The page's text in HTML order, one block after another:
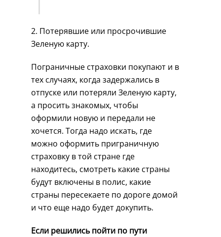
2. Потерявшие или просрочившие
Зеленую карту.
Пограничные страховки покупают и в
тех случаях, когда задержались в
отпуске или потеряли Зеленую карту,
а просить знакомых, чтобы
оформили новую и передали не
хочется. Тогда надо искать, где
можно оформить приграничную
страховку в той стране где
находитесь, смотреть какие страны
будут включены в полис, какие
страны пересекаете по дороге домой
и что еще надо будет докупить.
Если решились пойти по пути